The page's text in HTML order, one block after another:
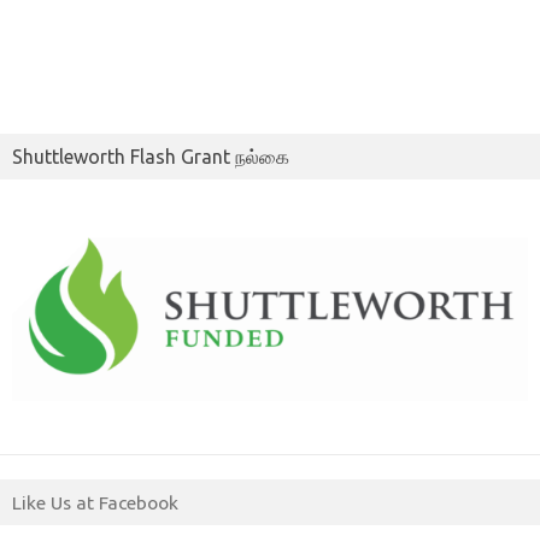
Shuttleworth Flash Grant நல்கை
Like Us at Facebook